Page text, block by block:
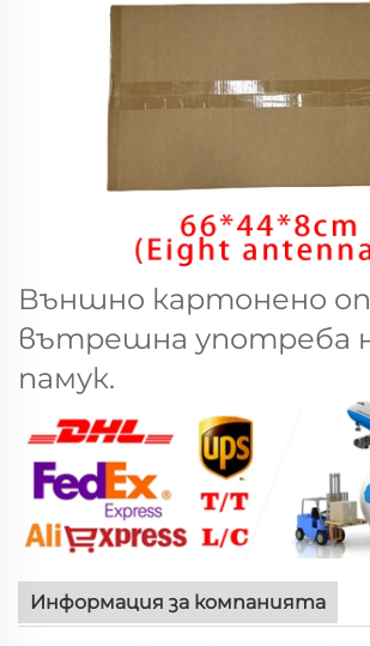
Външно картонено
вътрешна употреба
памук.
Информация за компанията